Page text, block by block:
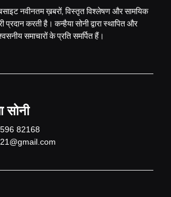
नवीनतम ख़बरों, विस्तृत विश्लेषण और सामयिक
करती है। कन्हैया सोनी द्वारा स्थापित और
समाचारों के प्रति समर्पित हैं।
सोनी
82168